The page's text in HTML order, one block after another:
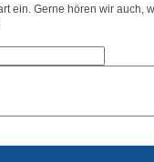
ein. Gerne hören wir auch,